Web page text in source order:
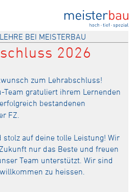
BEI MEISTERBAU
2026
zum Lehrabschluss!
Team gratuliert ihrem Lernenden
bestandenen
FZ.
stolz auf deine tolle Leistung! Wir
nur das Beste und freuen
Team unterstützt. Wir sind
zu heissen.